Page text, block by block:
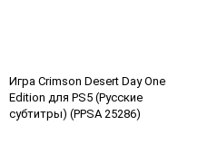
Игра Crimson Desert Day One
Edition для PS5 (Русские
субтитры) (PPSA 25286)